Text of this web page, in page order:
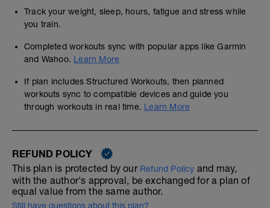
Track your weight, sleep, hours, fatigue and stress while
you train.
Completed workouts sync with popular apps like Garmin
and Wahoo. Learn More
If plan includes Structured Workouts, then planned
workouts sync to compatible devices and guide you
through workouts in real time. Learn More
REFUND POLICY
This plan is protected by our Refund Policy and may,
with the author's approval, be exchanged for a plan of
equal value from the same author.
Still have questions about this plan?